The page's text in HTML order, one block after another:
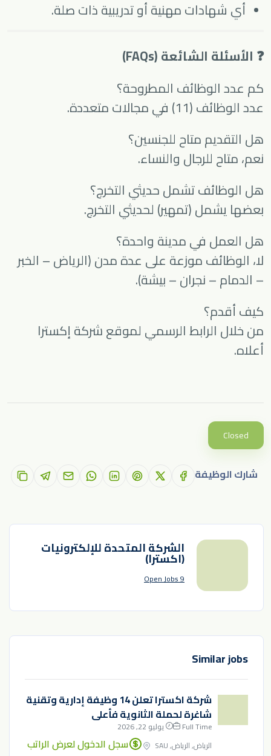
أي شهادات مهنية أو تدريبية ذات صلة.
❓ الأسئلة الشائعة (FAQs)
كم عدد الوظائف المطروحة؟
عدد الوظائف (11) في مجالات متعددة.
هل التقديم متاح للجنسين؟
نعم، متاح للرجال والنساء.
هل الوظائف تشمل حديثي التخرج؟
بعضها يشمل (تمهير) لحديثي التخرج.
هل العمل في مدينة واحدة؟
لا، الوظائف موزعة على عدة مدن (الرياض – الخبر
– الدمام – نجران – بيشة).
كيف أقدم؟
من خلال الرابط الرسمي لموقع شركة إكسترا
أعلاه.
Closed
شارك الوظيفة
الشركة المتحدة للإلكترونيات
(اكسترا)
9 Open Jobs
Similar jobs
شركة اكسترا تعلن 14 وظيفة إدارية وتقنية
شاغرة لحملة الثانوية فأعلى
Full Time
يوليو 22, 2026
الرياض, الرياض, SAU
سجل الدخول لعرض الراتب